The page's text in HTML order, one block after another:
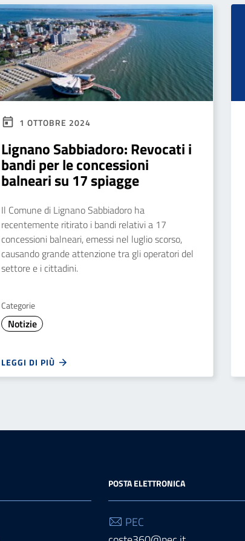
1 OTTOBRE 2024
Lignano Sabbiadoro: Revocati i
bandi per le concessioni
balneari su 17 spiagge
Il Comune di Lignano Sabbiadoro ha
recentemente ritirato i bandi relativi a 17
concessioni balneari, emessi nel luglio scorso,
causando grande attenzione tra gli operatori del
settore e i cittadini.
Categorie
Notizie
LEGGI DI PIÙ
POSTA ELETTRONICA
PEC